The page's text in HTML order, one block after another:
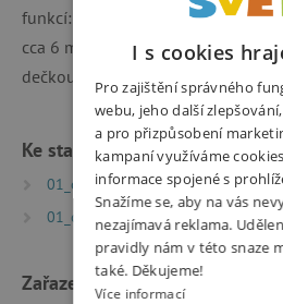
funkcí: pro dítě od 0 měsíců: vůně
cca 6 měsíců): hýčkat dečku pro
dečkou Materiál: 90% bavlna, 10 %
Ke stažení
01_omalovanky_oops | PDF | 1.45
01_oops_vystrihovanky | PDF | 1.82
Zařazeno v kategoriích
I s cookies
Pro zajištění správného
webu, jeho další
a pro přizpůsobení
kampaní využíváme
informace spojené s
Snažíme se, aby na vás
nezajímavá reklama.
pravidly nám v této snaze
také. Děkujeme!
Více informací